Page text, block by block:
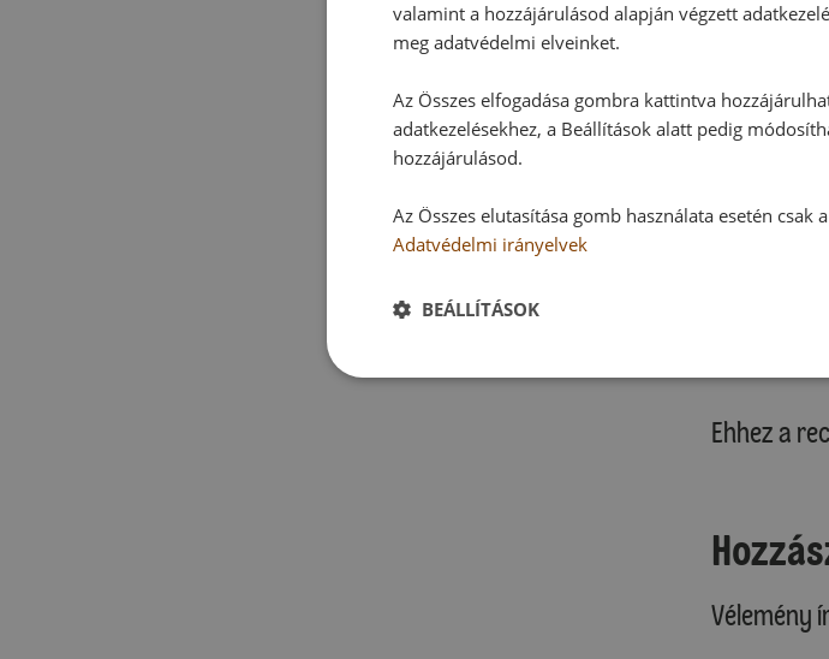
Ehhez a
Vélemény
valamint a hozzájárulásod alapján végzett
meg adatvédelmi elveinket.
Az Összes elfogadása gombra kattintva
adatkezelésekhez, a Beállítások alatt pedig
hozzájárulásod.
Az Összes elutasítása gomb használata esetén
Adatvédelmi irányelvek
BEÁLLÍTÁSOK